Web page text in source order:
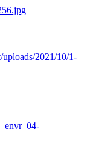
2021/10/1-